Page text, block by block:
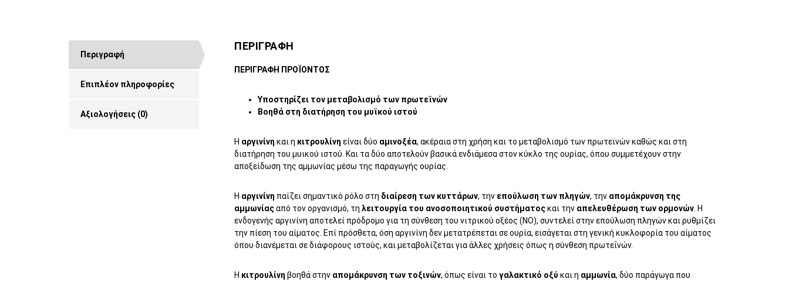
Περιγραφή
Επιπλέον πληροφορίες
Αξιολογήσεις (0)
ΠΕΡΙΓΡΑΦΗ
ΠΕΡΙΓΡΑΦΗ ΠΡΟΪΟΝΤΟΣ
Υποστηρίζει τον μεταβολισμό των πρωτεϊνών
Βοηθά στη διατήρηση του μυϊκού ιστού
Η αργινίνη και η κιτρουλίνη είναι δύο αμινοξέα, ακέραια στη χρήση και το μεταβολισμό των πρωτεϊνών καθώς και στη
διατήρηση του μυικού ιστού. Και τα δύο αποτελούν βασικά ενδιάμεσα στον κύκλο της ουρίας, όπου συμμετέχουν στην
αποξείδωση της αμμωνίας μέσω της παραγωγής ουρίας.
Η αργινίνη παίζει σημαντικό ρόλο στη διαίρεση των κυττάρων, την επούλωση των πληγών, την απομάκρυνση της
αμμωνίαςαπό τον οργανισμό, τη λειτουργία του ανοσοποιητικού συστήματοςκαι την απελευθέρωση των ορμονών. Η
ενδογενής αργινίνη αποτελεί πρόδρομο για τη σύνθεση του νιτρικού οξέος (ΝΟ), συντελεί στην επούλωση πληγών και ρυθμίζει
την πίεση του αίματος. Επί πρόσθετα, όση αργινίνη δεν μετατρέπεται σε ουρία, εισάγεται στη γενική κυκλοφορία του αίματος
όπου διανέμεται σε διάφορους ιστούς, και μεταβολίζεται για άλλες χρήσεις όπως η σύνθεση πρωτεΐνών.
Η κιτρουλίνη βοηθά στην απομάκρυνση των τοξινών, όπως είναι το γαλακτικό οξύ και η αμμωνία, δύο παράγωγα που